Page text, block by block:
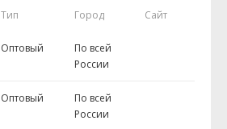
Тип Город Сайт
Оптовый
По всей
России
Оптовый
По всей
России